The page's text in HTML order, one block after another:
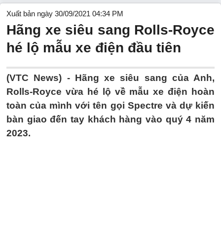
Xuất bản ngày 30/09/2021 04:34 PM
Hãng xe siêu sang Rolls-Royce
hé lộ mẫu xe điện đầu tiên
(VTC News) - Hãng xe siêu sang của Anh,
Rolls-Royce vừa hé lộ về mẫu xe điện hoàn
toàn của mình với tên gọi Spectre và dự kiến
bàn giao đến tay khách hàng vào quý 4 năm
2023.